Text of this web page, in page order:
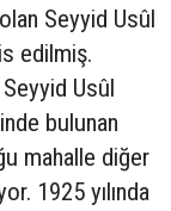
Seyyid Usûl
edilmiş.
Usûl
bulunan
mahalle diğer
1925 yılında